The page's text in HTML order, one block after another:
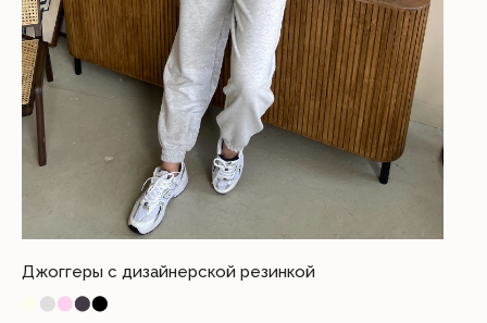
Джоггеры с дизайнерской резинкой
⬤⬤⬤⬤